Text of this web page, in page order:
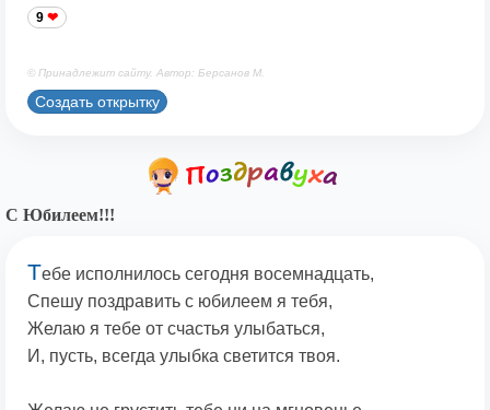
9
© Принадлежит сайту. Автор: Берсанов М.
Создать открытку
С Юбилеем!!!
Тебе исполнилось сегодня восемнадцать,
Спешу поздравить с юбилеем я тебя,
Желаю я тебе от счастья улыбаться,
И, пусть, всегда улыбка светится твоя.